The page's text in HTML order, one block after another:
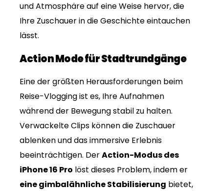
und Atmosphäre auf eine Weise hervor, die
Ihre Zuschauer in die Geschichte eintauchen
lässt.
Action Mode für Stadtrundgänge
Eine der größten Herausforderungen beim
Reise-Vlogging ist es, Ihre Aufnahmen
während der Bewegung stabil zu halten.
Verwackelte Clips können die Zuschauer
ablenken und das immersive Erlebnis
beeinträchtigen. DerAction-Modus des
iPhone 16 Pro löst dieses Problem, indem er
eine gimbalähnliche Stabilisierung bietet,